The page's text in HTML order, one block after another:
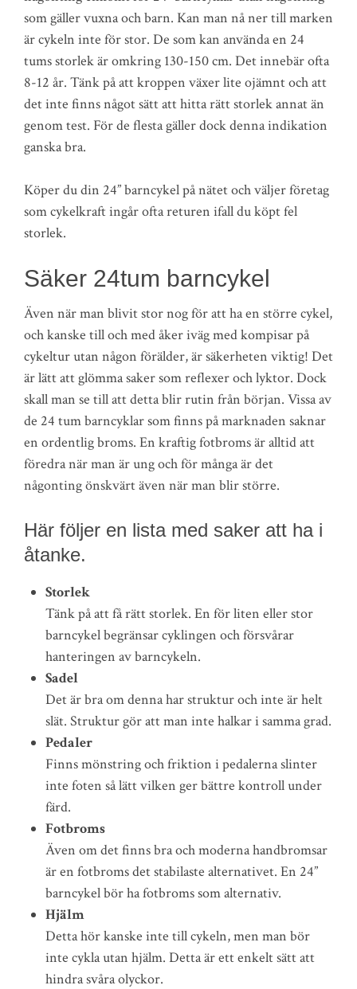
som gäller vuxna och barn. Kan man nå ner till marken
är cykeln inte för stor. De som kan använda en 24
tums storlek är omkring 130-150 cm. Det innebär ofta
8-12 år. Tänk på att kroppen växer lite ojämnt och att
det inte finns något sätt att hitta rätt storlek annat än
genom test. För de flesta gäller dock denna indikation
ganska bra.
Köper du din 24” barncykel på nätet och väljer företag
som cykelkraft ingår ofta returen ifall du köpt fel
storlek.
Säker 24tum barncykel
Även när man blivit stor nog för att ha en större cykel,
och kanske till och med åker iväg med kompisar på
cykeltur utan någon förälder, är säkerheten viktig! Det
är lätt att glömma saker som reflexer och lyktor. Dock
skall man se till att detta blir rutin från början. Vissa av
de 24 tum barncyklar som finns på marknaden saknar
en ordentlig broms. En kraftig fotbroms är alltid att
föredra när man är ung och för många är det
någonting önskvärt även när man blir större.
Här följer en lista med saker att ha i
åtanke.
Storlek
Tänk på att få rätt storlek. En för liten eller stor
barncykel begränsar cyklingen och försvårar
hanteringen av barncykeln.
Sadel
Det är bra om denna har struktur och inte är helt
slät. Struktur gör att man inte halkar i samma grad.
Pedaler
Finns mönstring och friktion i pedalerna slinter
inte foten så lätt vilken ger bättre kontroll under
färd.
Fotbroms
Även om det finns bra och moderna handbromsar
är en fotbroms det stabilaste alternativet. En 24”
barncykel bör ha fotbroms som alternativ.
Hjälm
Detta hör kanske inte till cykeln, men man bör
inte cykla utan hjälm. Detta är ett enkelt sätt att
hindra svåra olyckor.